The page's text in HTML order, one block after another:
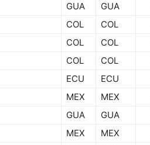
GUA GUA
COL COL
COL COL
COL COL
ECU ECU
MEX MEX
GUA GUA
MEX MEX